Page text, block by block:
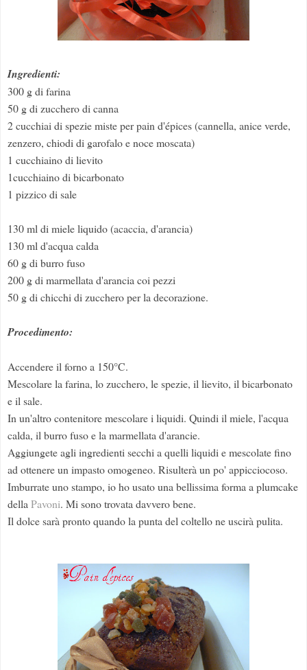
Ingredienti:
300 g di farina
50 g di zucchero di canna
2 cucchiai di spezie miste per pain d'épices (cannella, anice verde,
zenzero, chiodi di garofalo e noce moscata)
1 cucchiaino di lievito
1cucchiaino di bicarbonato
1 pizzico di sale
130 ml di miele liquido (acaccia, d'arancia)
130 ml d'acqua calda
60 g di burro fuso
200 g di marmellata d'arancia coi pezzi
50 g di chicchi di zucchero per la decorazione.
Procedimento:
Accendere il forno a 150°C.
Mescolare la farina, lo zucchero, le spezie, il lievito, il bicarbonato
e il sale.
In un'altro contenitore mescolare i liquidi. Quindi il miele, l'acqua
calda, il burro fuso e la marmellata d'arancie.
Aggiungete agli ingredienti secchi a quelli liquidi e mescolate fino
ad ottenere un impasto omogeneo. Risulterà un po' appicciocoso.
Imburrate uno stampo, io ho usato una bellissima forma a plumcake
dellaPavoni. Mi sono trovata davvero bene.
Il dolce sarà pronto quando la punta del coltello ne uscirà pulita.